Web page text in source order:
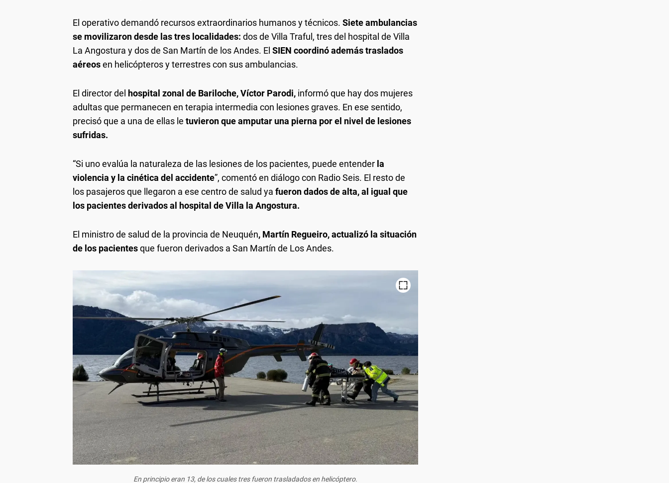
El operativo demandó recursos extraordinarios humanos y técnicos. Siete ambulancias
se movilizaron desde las tres localidades: dos de Villa Traful, tres del hospital de Villa
La Angostura y dos de San Martín de los Andes. El SIEN coordinó además traslados
aéreosen helicópteros y terrestres con sus ambulancias.
El director del hospital zonal de Bariloche, Víctor Parodi, informó que hay dos mujeres
adultas que permanecen en terapia intermedia con lesiones graves. En ese sentido,
precisó que a una de ellas le tuvieron que amputar una pierna por el nivel de lesiones
sufridas.
“Si uno evalúa la naturaleza de las lesiones de los pacientes, puede entender la
violencia y la cinética del accidente”, comentó en diálogo con Radio Seis. El resto de
los pasajeros que llegaron a ese centro de salud ya fueron dados de alta, al igual que
los pacientes derivados al hospital de Villa la Angostura.
El ministro de salud de la provincia de Neuquén, Martín Regueiro, actualizó la situación
de los pacientesque fueron derivados a San Martín de Los Andes.
En principio eran 13, de los cuales tres fueron trasladados en helicóptero.